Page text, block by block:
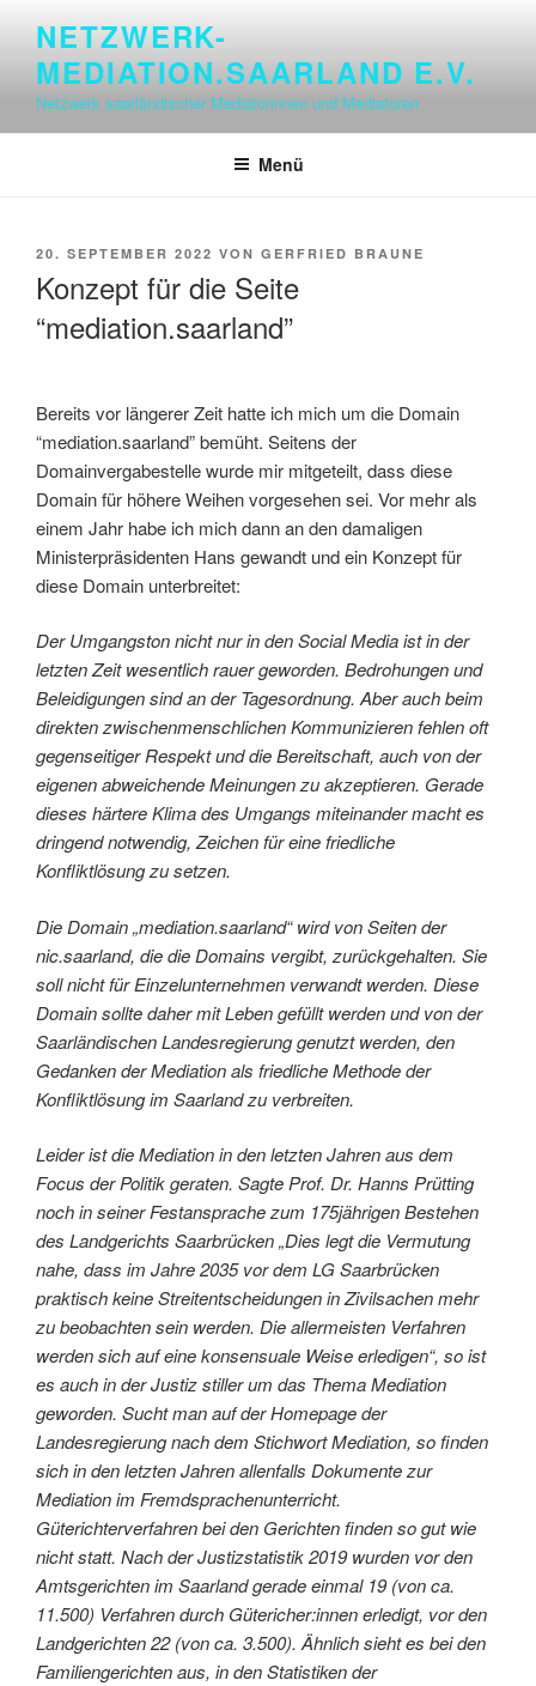
springen
NETZWERK-
MEDIATION.SAARLAND E.V.
Netzwerk saarländischer Mediatorinnen und Mediatoren
Menü
VERÖFFENTLICHT
20. SEPTEMBER 2022 VON GERFRIED BRAUNE
Konzept für die Seite
“mediation.saarland”
Bereits vor längerer Zeit hatte ich mich um die Domain
“mediation.saarland” bemüht. Seitens der
Domainvergabestelle wurde mir mitgeteilt, dass diese
Domain für höhere Weihen vorgesehen sei. Vor mehr als
einem Jahr habe ich mich dann an den damaligen
Ministerpräsidenten Hans gewandt und ein Konzept für
diese Domain unterbreitet:
Der Umgangston nicht nur in den Social Media ist in der
letzten Zeit wesentlich rauer geworden. Bedrohungen und
Beleidigungen sind an der Tagesordnung. Aber auch beim
direkten zwischenmenschlichen Kommunizieren fehlen oft
gegenseitiger Respekt und die Bereitschaft, auch von der
eigenen abweichende Meinungen zu akzeptieren. Gerade
dieses härtere Klima des Umgangs miteinander macht es
dringend notwendig, Zeichen für eine friedliche
Konfliktlösung zu setzen.
Die Domain „mediation.saarland“ wird von Seiten der
nic.saarland, die die Domains vergibt, zurückgehalten. Sie
soll nicht für Einzelunternehmen verwandt werden. Diese
Domain sollte daher mit Leben gefüllt werden und von der
Saarländischen Landesregierung genutzt werden, den
Gedanken der Mediation als friedliche Methode der
Konfliktlösung im Saarland zu verbreiten.
Leider ist die Mediation in den letzten Jahren aus dem
Focus der Politik geraten. Sagte Prof. Dr. Hanns Prütting
noch in seiner Festansprache zum 175jährigen Bestehen
des Landgerichts Saarbrücken „Dies legt die Vermutung
nahe, dass im Jahre 2035 vor dem LG Saarbrücken
praktisch keine Streitentscheidungen in Zivilsachen mehr
zu beobachten sein werden. Die allermeisten Verfahren
werden sich auf eine konsensuale Weise erledigen“, so ist
es auch in der Justiz stiller um das Thema Mediation
geworden. Sucht man auf der Homepage der
Landesregierung nach dem Stichwort Mediation, so finden
sich in den letzten Jahren allenfalls Dokumente zur
Mediation im Fremdsprachenunterricht.
Güterichterverfahren bei den Gerichten finden so gut wie
nicht statt. Nach der Justizstatistik 2019 wurden vor den
Amtsgerichten im Saarland gerade einmal 19 (von ca.
11.500) Verfahren durch Gütericher:innen erledigt, vor den
Landgerichten 22 (von ca. 3.500). Ähnlich sieht es bei den
Familiengerichten aus, in den Statistiken der